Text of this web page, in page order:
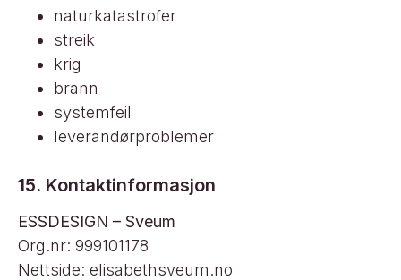
naturkatastrofer
streik
krig
brann
systemfeil
leverandørproblemer
15. Kontaktinformasjon
ESSDESIGN – Sveum
Org.nr: 999101178
Nettside: elisabethsveum.no